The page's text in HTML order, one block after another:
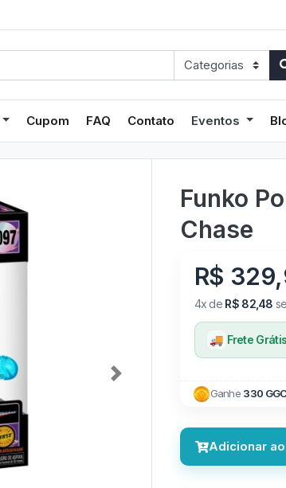
Cupom FAQ Contato Eventos
Next
Funko
Chase
R$
4x de R$ 82,48
🚚 Frete Grátis
Ganhe 330
Adicionar